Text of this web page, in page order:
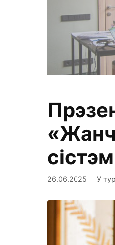
26.06.2025 У